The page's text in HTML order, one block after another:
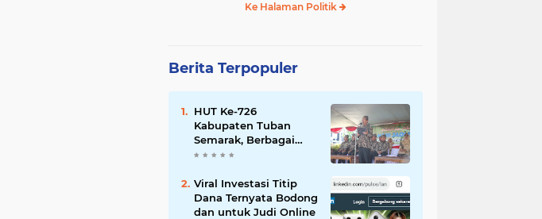
Ke Halaman Politik
Berita Terpopuler
HUT Ke-726
Kabupaten Tuban
Semarak, Berbagai
Prestasinya Pun
Viral Investasi Titip
Dana Ternyata Bodong
dan untuk Judi Online